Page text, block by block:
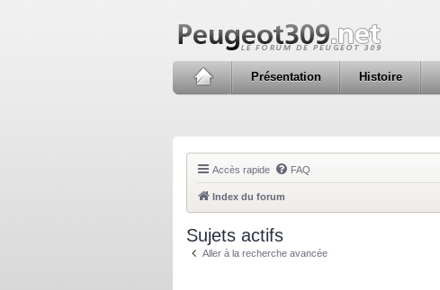
Présentation Histoire
Accès rapide FAQ
Index du forum
Sujets actifs
Aller à la recherche avancée